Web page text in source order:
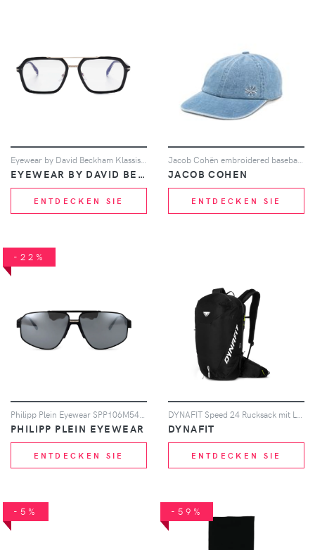
EYEWEAR BY DAVID BECKHAM
ENTDECKEN SIE
JACOB COHEN
ENTDECKEN SIE
-22%
PHILIPP PLEIN EYEWEAR
ENTDECKEN SIE
DYNAFIT
ENTDECKEN SIE
-5% -59%